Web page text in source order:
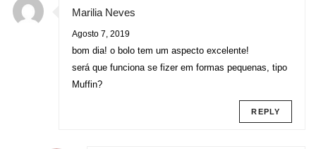
Marilia Neves
Agosto 7, 2019
bom dia! o bolo tem um aspecto excelente!
será que funciona se fizer em formas pequenas, tipo
Muffin?
REPLY